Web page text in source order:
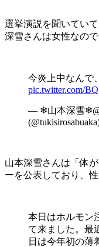
選挙演説を聞いてい
深雪さんは女性なの
今炎上中なんで
pic.twitter.com/
— ❄山本深雪
山本深雪さんは「体
ーを公表しており、
本日はホルモン
て来ました。最
日は今年初の薄